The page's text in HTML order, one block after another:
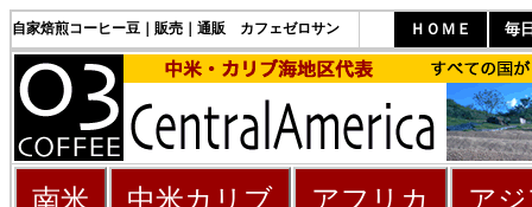
自家焙煎コーヒー豆｜販売｜通販 カフェゼロサン 毎
ＨＯＭＥ
南米 中米カリブ アフリカ ア